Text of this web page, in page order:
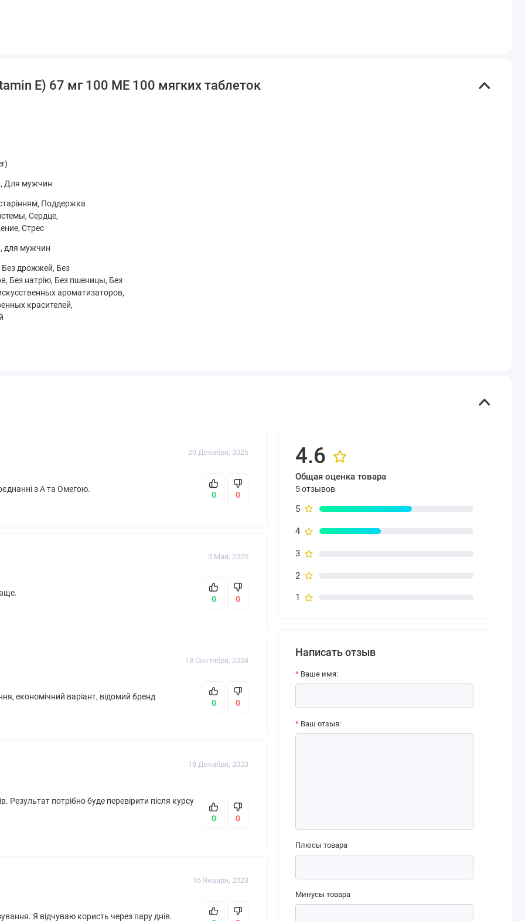
препаратов, ожидании плановой медицинской или
появлении побочных эффектов прекратите прием и
Хранить при комнатной температуре. Не использовать,
6,69 мг
ароматизаторов, Без искусственных красителей, Без
сахара, Безмолочный
E) 67 мг 100 МЕ 100 мягких таблеток
Для мужчин
Поддержка
Сердце,
Стрес
для мужчин
Без дрожжей, Без
Без натрію, Без пшеницы, Без
ароматизаторов,
красителей,
20 Декабря, 2025
з А та Омегою.
0 0
3 Мая, 2025
0 0
18 Сентября, 2024
економічний варіант, відомий бренд
0 0
18 Декабря, 2023
потрібно буде перевірити після курсу
0 0
16 Января, 2023
Я відчуваю користь через пару днів.
4.6
Общая оценка товара
5 отзывов
5
4
3
2
1
Написать отзыв
Ваше имя:
Ваш отзыв:
Плюсы товара
Минусы товара